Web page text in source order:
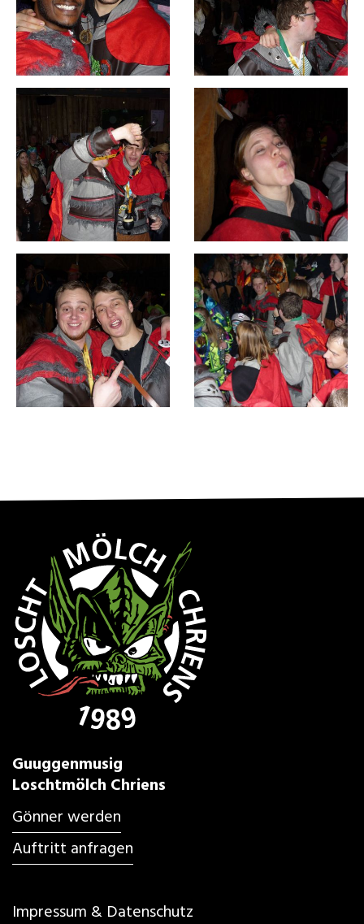
Guuggenmusig
Loschtmölch Chriens
Gönner werden
Auftritt anfragen
Impressum & Datenschutz